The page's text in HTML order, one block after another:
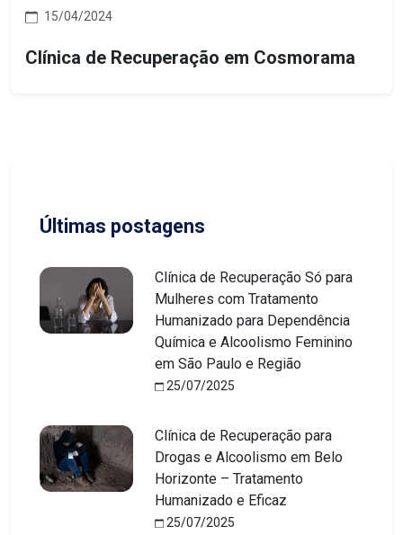
15/04/2024
Clínica de Recuperação em Cosmorama
Últimas postagens
Clínica de Recuperação Só para
Mulheres com Tratamento
Humanizado para Dependência
Química e Alcoolismo Feminino
em São Paulo e Região
25/07/2025
Clínica de Recuperação para
Drogas e Alcoolismo em Belo
Horizonte – Tratamento
Humanizado e Eficaz
25/07/2025